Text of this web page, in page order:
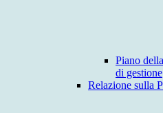
Piano
di gestione
Relazione sulla